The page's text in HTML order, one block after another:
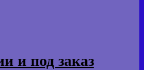
и под заказ